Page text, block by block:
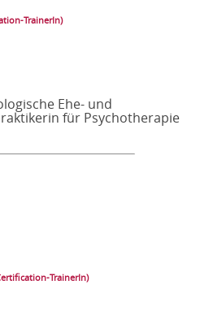
TrainerIn)
Ehe- und
für Psychotherapie
TrainerIn)